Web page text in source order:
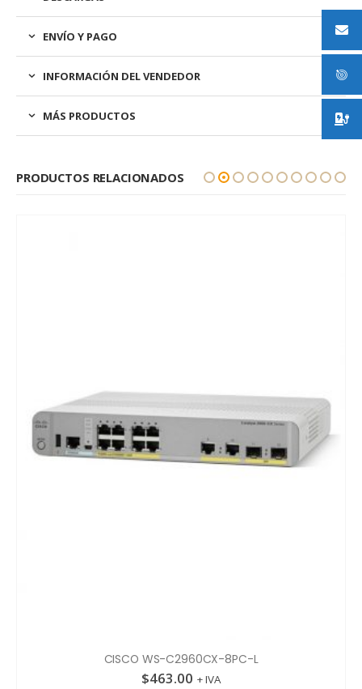
ENVÍO Y PAGO
INFORMACIÓN DEL VENDEDOR
MÁS PRODUCTOS
PRODUCTOS RELACIONADOS
CISCO WS-C2960CX-8PC-L
$463.00 + IVA